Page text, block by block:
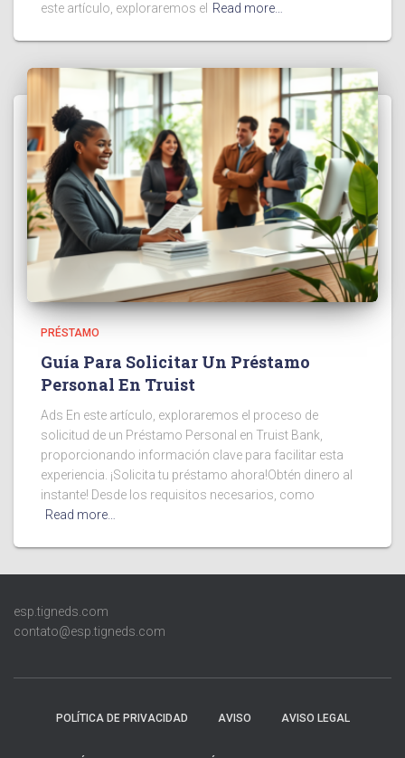
este artículo, exploraremos el Read more…
PRÉSTAMO
Guía Para Solicitar Un Préstamo
Personal En Truist
Ads En este artículo, exploraremos el proceso de
solicitud de un Préstamo Personal en Truist Bank,
proporcionando información clave para facilitar esta
experiencia. ¡Solicita tu préstamo ahora!Obtén dinero al
instante! Desde los requisitos necesarios, como
Read more…
esp.tigneds.com
contato@esp.tigneds.com
POLÍTICA DE PRIVACIDAD AVISO AVISO LEGAL